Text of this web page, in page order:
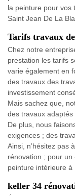
la peinture pour vos
Saint Jean De La
Tarifs travaux
Chez notre
prestation les tarifs
varie également en
des travaux des
investissement
Mais sachez que,
des travaux adaptés
De plus, nous
exigences ; des
Ainsi, n’hésitez pas
rénovation ; pour
peinture intérieure à
keller 34